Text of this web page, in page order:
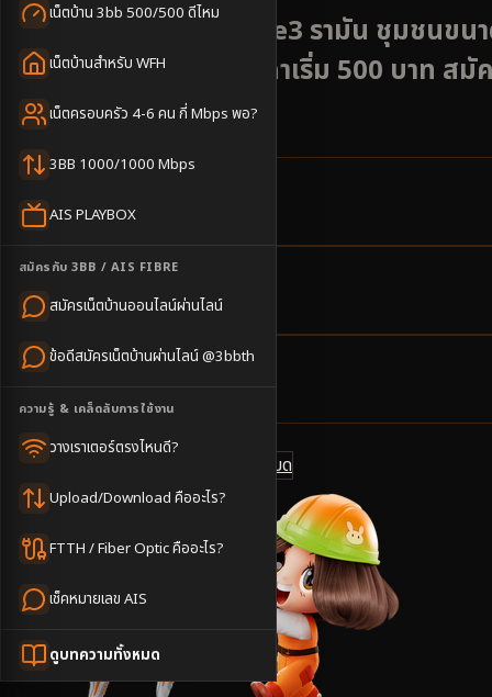
เน็ตบ้าน 3bb 500/500 ดีไหม
เน็ตบ้านสำหรับ WFH
เน็ตครอบครัว 4-6 คน กี่ Mbps พอ?
3BB 1000/1000 Mbps
AIS PLAYBOX
สมัครกับ 3BB / AIS FIBRE
สมัครเน็ตบ้านออนไลน์ผ่านไลน์
ข้อดีสมัครเน็ตบ้านผ่านไลน์ @3bbth
ความรู้ & เคล็ดลับการใช้งาน
วางเราเตอร์ตรงไหนดี?
Upload/Download คืออะไร?
FTTH / Fiber Optic คืออะไร?
เช็คหมายเลข AIS
ดูบทความทั้งหมด
เน็ตบ้าน AIS 3BB Fibre3 รามัน ชุมชนขน
ใหญ่ นัดช่างได้ทันที ราคาเริ่ม 500 บาท สมั
ง่าย
16ตำบล
ครอบคลุมพื้นที่
2-4วันทำการ
นัดช่างติดตั้ง
ราคาเริ่มต้น
ดูแพ็กเกจทั้งหมด